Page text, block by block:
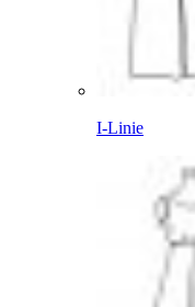
I-Linie